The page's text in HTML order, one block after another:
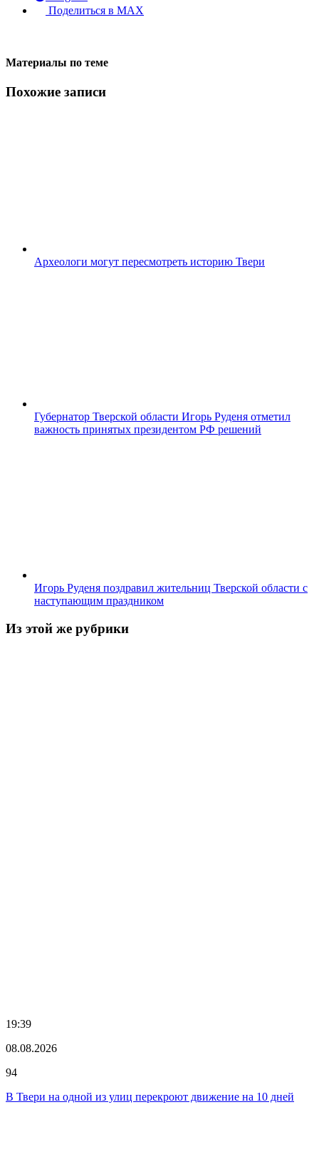
Поделиться в MAX
Материалы по теме
Похожие записи
Археологи могут пересмотреть историю Твери
Губернатор Тверской области Игорь Руденя отметил
важность принятых президентом РФ решений
Игорь Руденя поздравил жительниц Тверской области с
наступающим праздником
Из этой же рубрики
19:39
08.08.2026
94
В Твери на одной из улиц перекроют движение на 10 дней